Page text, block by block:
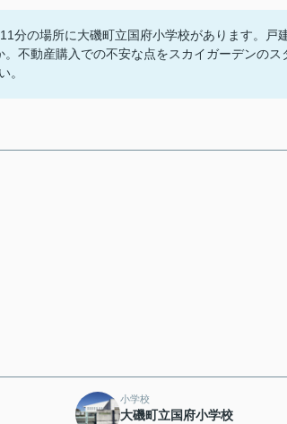
分の場所に大磯町立国府小学校があります。戸
不動産購入での不安な点をスカイガーデンのス
。
小学校
大磯町立国府小学校